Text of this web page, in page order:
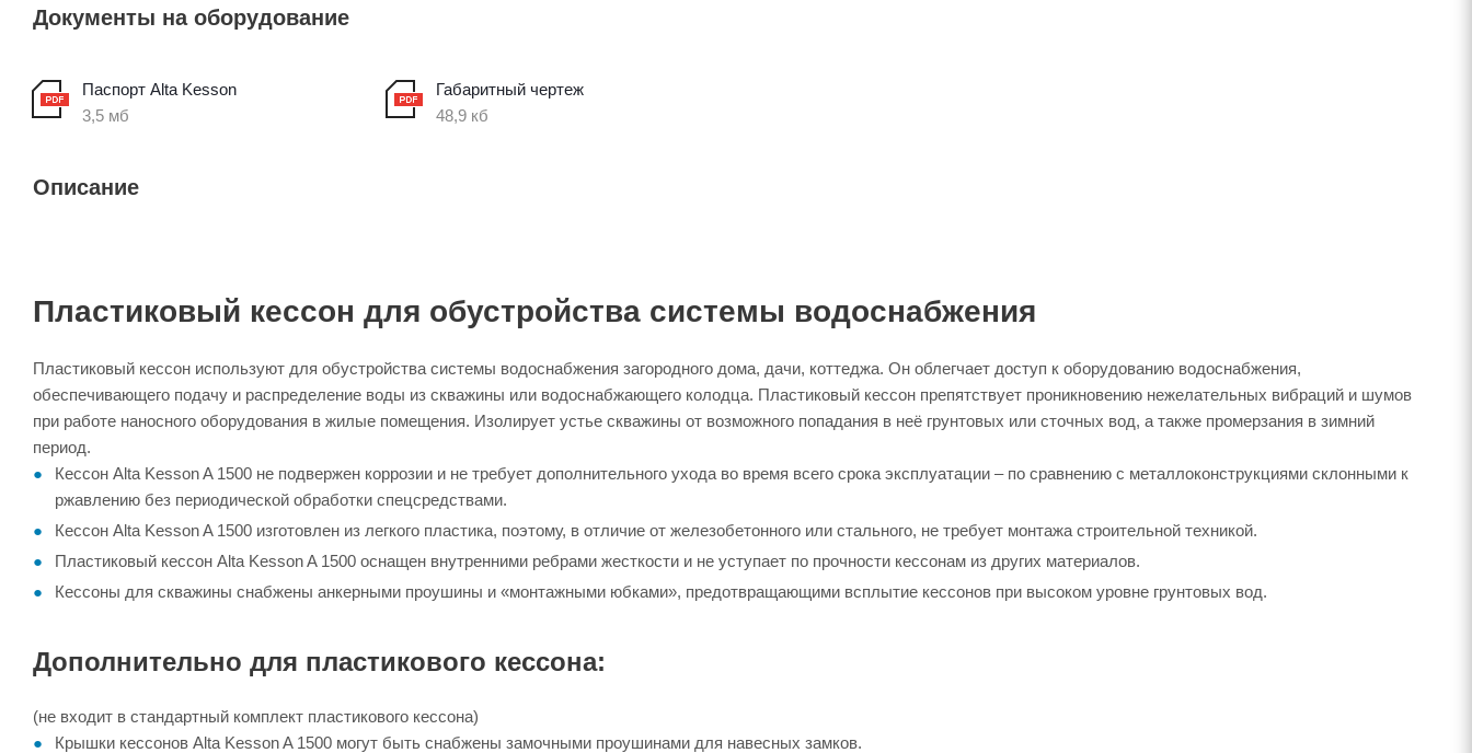
Документы на оборудование
Паспорт Alta Kesson
3,5 мб
Габаритный чертеж
48,9 кб
Описание
Пластиковый кессон для обустройства системы водоснабжения
Пластиковый кессон используют для обустройства системы водоснабжения загородного дома, дачи, коттеджа. Он облегчает доступ к оборудованию водоснабжения,
обеспечивающего подачу и распределение воды из скважины или водоснабжающего колодца. Пластиковый кессон препятствует проникновению нежелательных вибраций и шумов
при работе наносного оборудования в жилые помещения. Изолирует устье скважины от возможного попадания в неё грунтовых или сточных вод, а также промерзания в зимний
период.
Кессон Alta Kesson A 1500 не подвержен коррозии и не требует дополнительного ухода во время всего срока эксплуатации – по сравнению с металлоконструкциями склонными к
ржавлению без периодической обработки спецсредствами.
Кессон Alta Kesson A 1500 изготовлен из легкого пластика, поэтому, в отличие от железобетонного или стального, не требует монтажа строительной техникой.
Пластиковый кессон Alta Kesson A 1500 оснащен внутренними ребрами жесткости и не уступает по прочности кессонам из других материалов.
Кессоны для скважины снабжены анкерными проушины и «монтажными юбками», предотвращающими всплытие кессонов при высоком уровне грунтовых вод.
Дополнительно для пластикового кессона:
(не входит в стандартный комплект пластикового кессона)
Крышки кессонов Alta Kesson A 1500 могут быть снабжены замочными проушинами для навесных замков.